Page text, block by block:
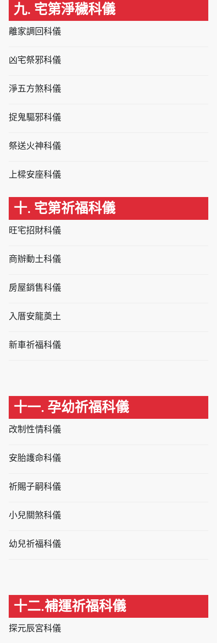
九. 宅第淨穢科儀
離家調回科儀
凶宅祭邪科儀
淨五方煞科儀
捉鬼驅邪科儀
祭送火神科儀
上樑安座科儀
十. 宅第祈福科儀
旺宅招財科儀
商辦動土科儀
房屋銷售科儀
入厝安龍奠土
新車祈福科儀
十一. 孕幼祈福科儀
改制性情科儀
安胎護命科儀
祈賜子嗣科儀
小兒關煞科儀
幼兒祈福科儀
十二.補運祈福科儀
探元辰宮科儀